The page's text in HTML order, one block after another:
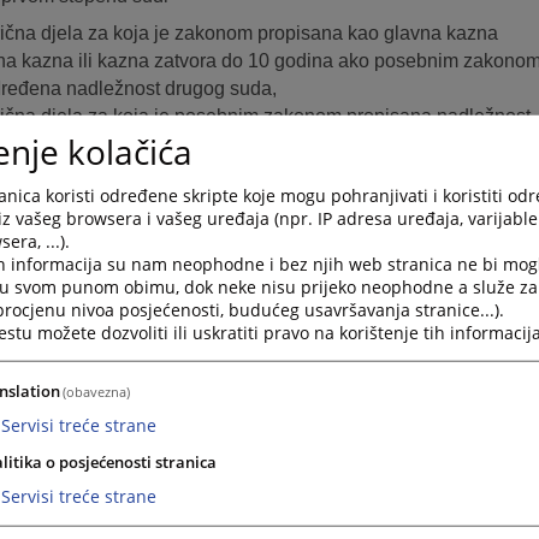
djela za koja je zakonom propisana kao glavna kazna
kazna ili kazna zatvora do 10 godina ako posebnim
nadležnost drugog suda,
djela za koja je posebnim zakonom propisana nadležnost
suda,
djela za koja je Sud Bosne i Hercegovine prenio
sud i
krivičnim postupcima protiv maloljetnika;
u toku istrage i nakon podizanja optužnice u skladu sa
o brisanju osude i prestanku mjera bezbjednosti i
predmetima da u prvom stepenu sudi
građanskim sporovima i
postupku.
predmetima
kolačića
koristi određene skripte koje mogu pohranjivati i koristiti
vašeg browsera i vašeg uređaja (npr. IP adresa uređaja,
...).
informacija su nam neophodne i bez njih web stranica ne bi
svom punom obimu, dok neke nisu prijeko neophodne a služe
nivoa posjećenosti, budućeg usavršavanja stranice...).
možete dozvoliti ili uskratiti pravo na korištenje tih
(obavezna)
Servisi treće strane
o posjećenosti stranica
Servisi treće strane